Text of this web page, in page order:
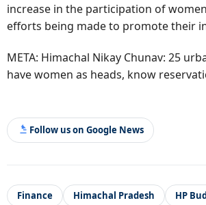
increase in the participation of
efforts being made to promote their
META: Himachal Nikay Chunav: 25
have women as heads, know
Follow us on Google News
Finance Himachal Pradesh HP